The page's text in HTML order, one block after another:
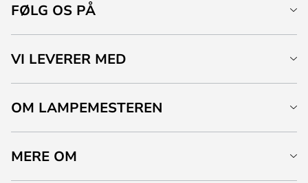
FØLG OS PÅ
VI LEVERER MED
OM LAMPEMESTEREN
MERE OM